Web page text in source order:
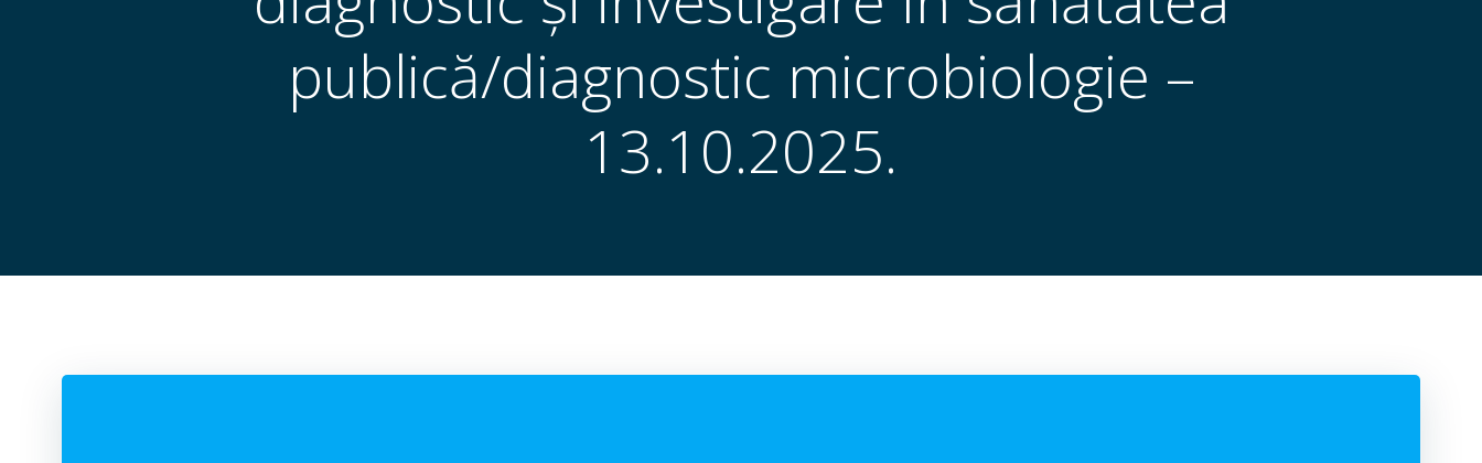
publică/diagnostic microbiologie –
13.10.2025.